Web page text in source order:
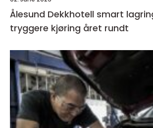
Ålesund Dekkhotell smart lagring og
tryggere kjøring året rundt